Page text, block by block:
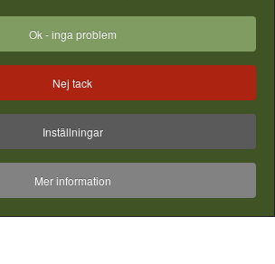
Ok - inga problem
Nej tack
Inställningar
Mer information